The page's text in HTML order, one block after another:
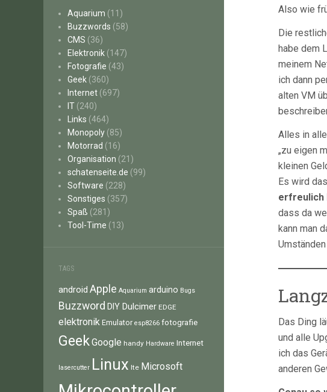
Aquarium (11)
Buzzwords (58)
CMS (36)
Elektronik (147)
Fotografie (43)
Geek (360)
Internet (697)
IT (240)
Links (464)
Monopoly (85)
Motorrad (16)
Organisation (21)
schatenseite.de (99)
Software (228)
Sonstiges (357)
Spaß (281)
Tool-Time (13)
TAGS
android Apple Aquarium arduino Bugs
Buzzword DIY Dulcimer EDGE
elektronik Emulator esp8266 fotografie
GeekGoogle handy Hardware Internet
lasercutter Linux lte Microsoft
Also wie
Die
habe dem
meinem
ich dann
alten VM
Alles in
„zu eigen
kleinen
Es wird
erfreulich
dass da
kann man
Das Ding
und alle
ich das
anderen